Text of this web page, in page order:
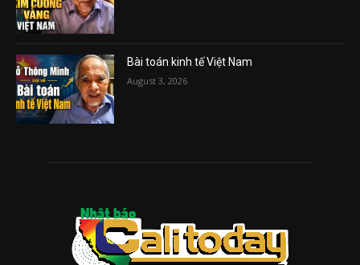
Bài toán kinh tế Việt Nam
August 3, 2026